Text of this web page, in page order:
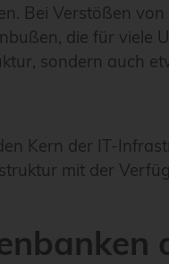
Bei Verstößen
die für viele
sondern auch
Kern der IT-
mit der